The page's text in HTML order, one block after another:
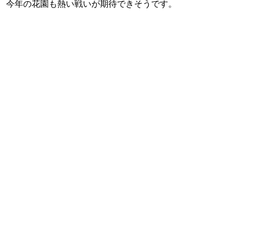
今年の花園も熱い戦いが期待できそうです。